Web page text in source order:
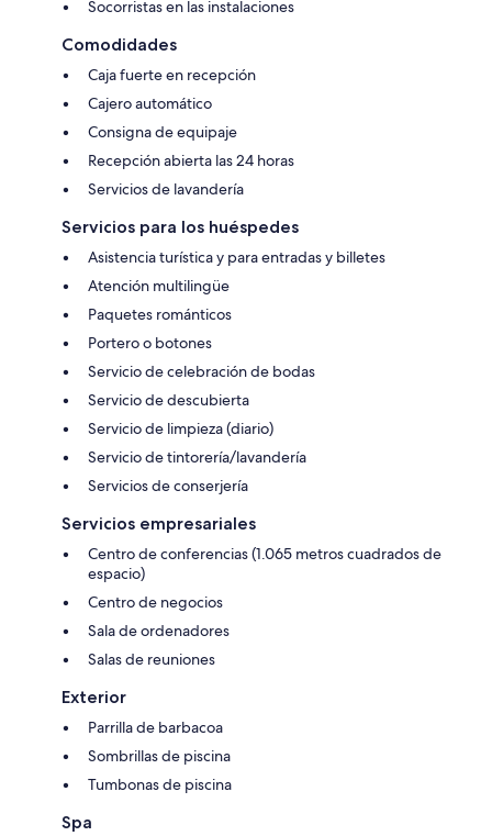
Socorristas en las instalaciones
Comodidades
Caja fuerte en recepción
Cajero automático
Consigna de equipaje
Recepción abierta las 24 horas
Servicios de lavandería
Servicios para los huéspedes
Asistencia turística y para entradas y billetes
Atención multilingüe
Paquetes románticos
Portero o botones
Servicio de celebración de bodas
Servicio de descubierta
Servicio de limpieza (diario)
Servicio de tintorería/lavandería
Servicios de conserjería
Servicios empresariales
Centro de conferencias (1.065 metros cuadrados de
espacio)
Centro de negocios
Sala de ordenadores
Salas de reuniones
Exterior
Parrilla de barbacoa
Sombrillas de piscina
Tumbonas de piscina
Spa